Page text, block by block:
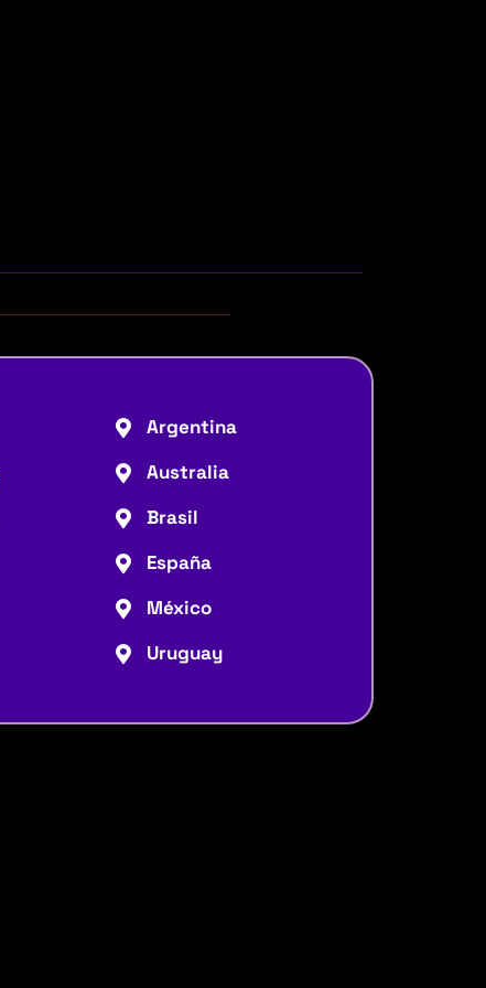
Argentina
Australia
Brasil
España
México
Uruguay